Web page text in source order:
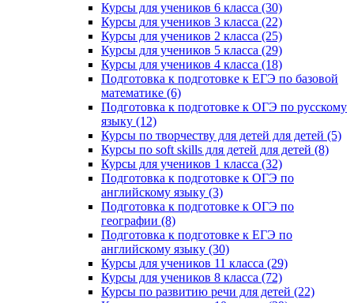
Курсы для учеников 6 класса (30)
Курсы для учеников 3 класса (22)
Курсы для учеников 2 класса (25)
Курсы для учеников 5 класса (29)
Курсы для учеников 4 класса (18)
Подготовка к подготовке к ЕГЭ по базовой
математике (6)
Подготовка к подготовке к ОГЭ по русскому
языку (12)
Курсы по творчеству для детей для детей (5)
Курсы по soft skills для детей для детей (8)
Курсы для учеников 1 класса (32)
Подготовка к подготовке к ОГЭ по
английскому языку (3)
Подготовка к подготовке к ОГЭ по
географии (8)
Подготовка к подготовке к ЕГЭ по
английскому языку (30)
Курсы для учеников 11 класса (29)
Курсы для учеников 8 класса (72)
Курсы по развитию речи для детей (22)